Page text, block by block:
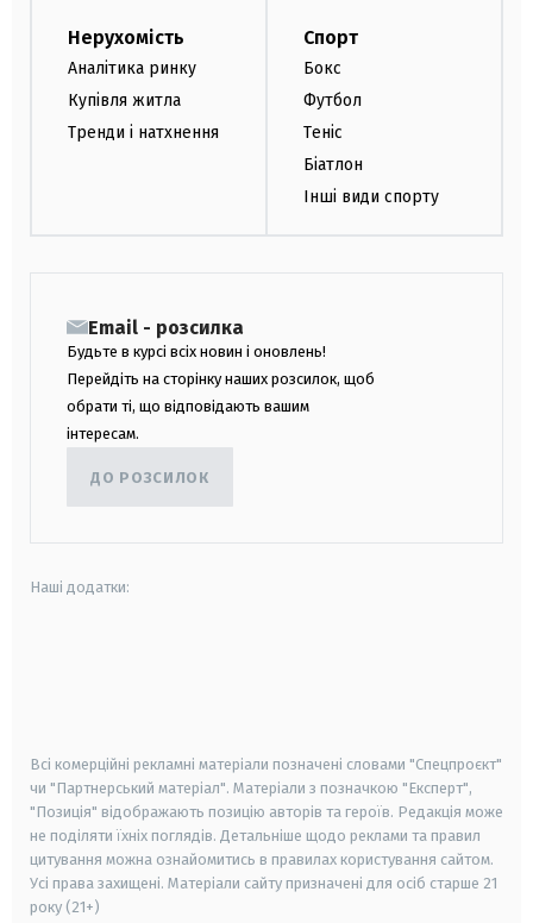
Нерухомість
Аналітика ринку
Купівля житла
Тренди і натхнення
Спорт
Бокс
Футбол
Теніс
Біатлон
Інші види спорту
Email - розсилка
Будьте в курсі всіх новин і оновлень!
Перейдіть на сторінку наших розсилок, щоб
обрати ті, що відповідають вашим
інтересам.
ДО РОЗСИЛОК
Наші додатки:
Всі комерційні рекламні матеріали позначені словами "Спецпроєкт"
чи "Партнерський матеріал". Матеріали з позначкою "Експерт",
"Позиція" відображають позицію авторів та героїв. Редакція може
не поділяти їхніх поглядів. Детальніше щодо реклами та правил
цитування можна ознайомитись в правилах користування сайтом.
Усі права захищені. Матеріали сайту призначені для осіб старше 21
року (21+)